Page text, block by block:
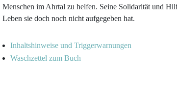
Menschen im Ahrtal zu helfen. Seine Solidarität und
Leben sie doch noch nicht aufgegeben hat.
Inhaltshinweise und Triggerwarnungen
Waschzettel zum Buch